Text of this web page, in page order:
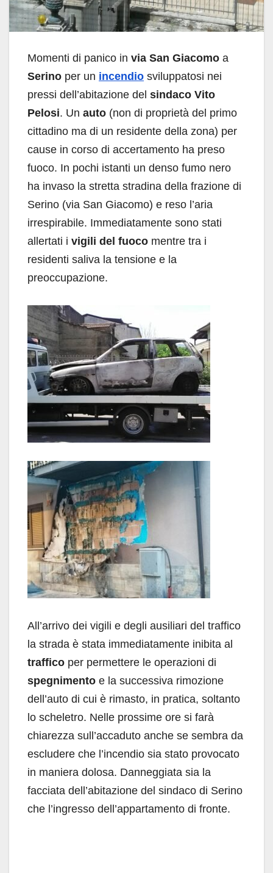
Momenti di panico in via San Giacomo a
Serino per un incendio sviluppatosi nei
pressi dell’abitazione del sindaco Vito
Pelosi. Un auto (non di proprietà del primo
cittadino ma di un residente della zona) per
cause in corso di accertamento ha preso
fuoco. In pochi istanti un denso fumo nero
ha invaso la stretta stradina della frazione di
Serino (via San Giacomo) e reso l’aria
irrespirabile. Immediatamente sono stati
allertati i vigili del fuoco mentre tra i
residenti saliva la tensione e la
preoccupazione.
All’arrivo dei vigili e degli ausiliari del traffico
la strada è stata immediatamente inibita al
traffico per permettere le operazioni di
spegnimento e la successiva rimozione
dell’auto di cui è rimasto, in pratica, soltanto
lo scheletro. Nelle prossime ore si farà
chiarezza sull’accaduto anche se sembra da
escludere che l’incendio sia stato provocato
in maniera dolosa. Danneggiata sia la
facciata dell’abitazione del sindaco di Serino
che l’ingresso dell’appartamento di fronte.